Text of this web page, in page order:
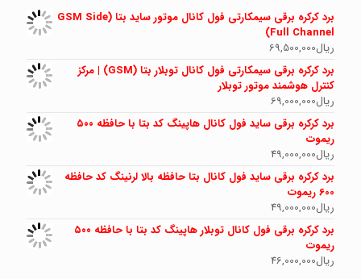
برد کرکره برقی سیمکارتی فول کانال موتور ساید بتا (GSM Side
Full Channel)
ریال69,500,000
برد کرکره برقی سیمکارتی فول کانال توبلار بتا (GSM) | مرکز
کنترل هوشمند موتور توبلار
ریال69,000,000
برد کرکره برقی ساید فول کانال هاپینگ کد بتا با حافظه ۵۰۰
ریموت
ریال49,000,000
برد کرکره برقی ساید فول کانال بتا حافظه بالا لرنینگ کد حافظه
600 ریموت
ریال49,000,000
برد کرکره برقی فول کانال توبلار هاپینگ کد بتا با حافظه ۵۰۰
ریموت
ریال46,000,000